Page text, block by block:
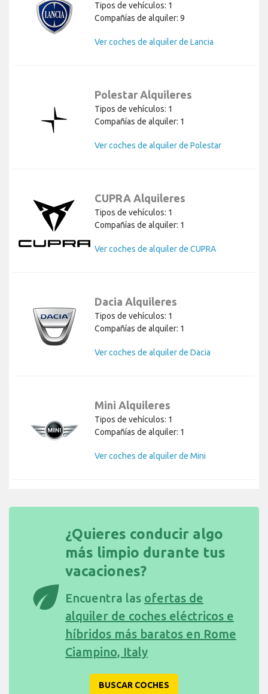
Tipos de vehículos: 1
Compañías de alquiler: 9
Ver coches de alquiler de Lancia
Polestar Alquileres
Tipos de vehículos: 1
Compañías de alquiler: 1
Ver coches de alquiler de Polestar
CUPRA Alquileres
Tipos de vehículos: 1
Compañías de alquiler: 1
Ver coches de alquiler de CUPRA
Dacia Alquileres
Tipos de vehículos: 1
Compañías de alquiler: 1
Ver coches de alquiler de Dacia
Mini Alquileres
Tipos de vehículos: 1
Compañías de alquiler: 1
Ver coches de alquiler de Mini
eco
¿Quieres conducir algo
más limpio durante tus
vacaciones?
Encuentra las ofertas de
alquiler de coches eléctricos e
híbridos más baratos en Rome
Ciampino, Italy
BUSCAR COCHES